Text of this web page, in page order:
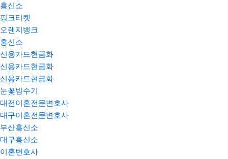
흥신소
핑크티켓
오렌지뱅크
흥신소
신용카드현금화
신용카드현금화
신용카드현금화
눈꽃빙수기
대전이혼전문변호사
대구이혼전문변호사
부산흥신소
대구흥신소
이혼변호사